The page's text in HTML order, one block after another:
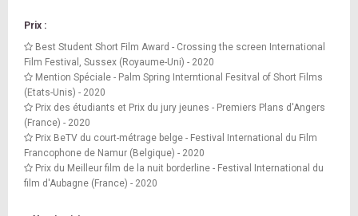
Prix :
Best Student Short Film Award - Crossing the screen International
Film Festival, Sussex (Royaume-Uni) - 2020
Mention Spéciale - Palm Spring Interntional Fesitval of Short Films
(Etats-Unis) - 2020
Prix des étudiants et Prix du jury jeunes - Premiers Plans d'Angers
(France) - 2020
Prix BeTV du court-métrage belge - Festival International du Film
Francophone de Namur (Belgique) - 2020
Prix du Meilleur film de la nuit borderline - Festival International du
film d'Aubagne (France) - 2020